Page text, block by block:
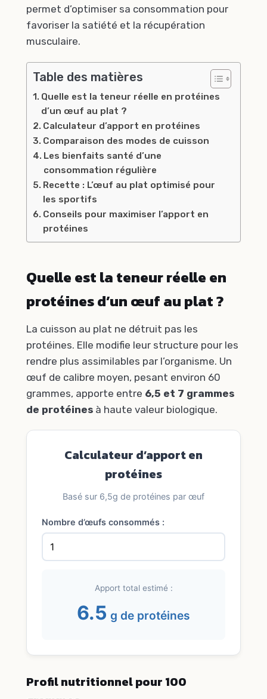
permet d’optimiser sa consommation pour
favoriser la satiété et la récupération
musculaire.
Table des matières
Quelle est la teneur réelle en protéines
d’un œuf au plat ?
Calculateur d’apport en protéines
Comparaison des modes de cuisson
Les bienfaits santé d’une
consommation régulière
Recette : L’œuf au plat optimisé pour
les sportifs
Conseils pour maximiser l’apport en
protéines
Quelle est la teneur réelle en
protéines d’un œuf au plat ?
La cuisson au plat ne détruit pas les
protéines. Elle modifie leur structure pour les
rendre plus assimilables par l’organisme. Un
œuf de calibre moyen, pesant environ 60
grammes, apporte entre 6,5 et 7 grammes
de protéines à haute valeur biologique.
Calculateur d’apport en
protéines
Basé sur 6,5g de protéines par œuf
Nombre d’œufs consommés :
Apport total estimé :
6.5 g de protéines
Profil nutritionnel pour 100